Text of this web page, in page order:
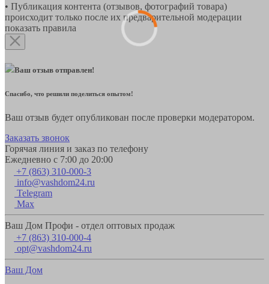
• Публикация контента (отзывов, фотографий товара)
происходит только после их предварительной модерации
показать правила
Ваш отзыв отправлен!
Спасибо, что решили поделиться опытом!
Ваш отзыв будет опубликован после проверки модератором.
Заказать звонок
Горячая линия и заказ по телефону
Ежедневно с 7:00 до 20:00
+7 (863) 310-000-3
info@vashdom24.ru
Telegram
Max
Ваш Дом Профи - отдел оптовых продаж
+7 (863) 310-000-4
opt@vashdom24.ru
Ваш Дом